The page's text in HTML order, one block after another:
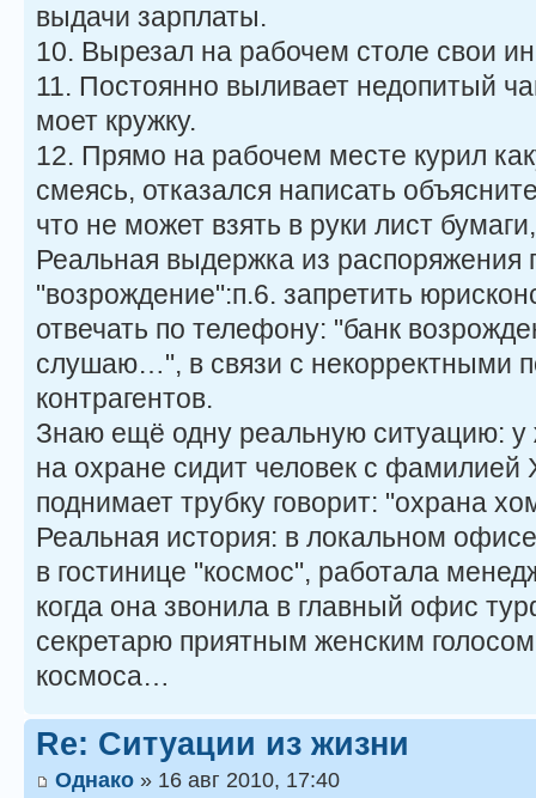
выдачи зарплаты.
10. Вырезал на рабочем столе свои
11. Постоянно выливает недопитый
моет кружку.
12. Прямо на рабочем месте курил
смеясь, отказался написать
что не может взять в руки лист
Реальная выдержка из распоряжения
"возрождение":п.6. запретить
отвечать по телефону: "банк
слушаю…", в связи с некорректными
контрагентов.
Знаю ещё одну реальную ситуацию: у
на охране сидит человек с фамилией
поднимает трубку говорит: "охрана
Реальная история: в локальном
в гостинице "космос", работала
когда она звонила в главный офис
секретарю приятным женским
космоса…
Re: Ситуации из жизни
Однако » 16 авг 2010, 17:40